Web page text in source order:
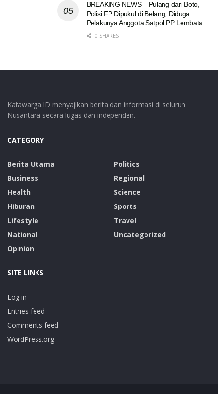
BREAKING NEWS – Pulang dari Boto,
Polisi FP Dipukul di Belang, Diduga
Pelakunya Anggota Satpol PP Lembata
0 SHARES
Katawarga.ID menyajikan berita dan informasi di seluruh
Nusantara secara lugas dan independen.
CATEGORY
Berita Utama
Business
Health
Hiburan
Lifestyle
National
Opinion
Politics
Regional
Science
Sports
Travel
Uncategorized
SITE LINKS
Log in
Entries feed
Comments feed
WordPress.org